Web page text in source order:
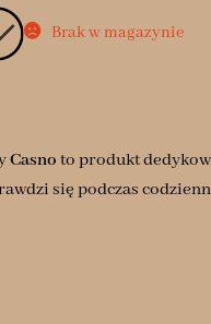
Brak w magazynie
Casno to produkt
się podczas